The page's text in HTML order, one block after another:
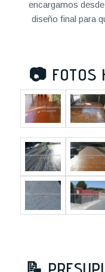
encargamos
diseño final para
📷 FOTOS